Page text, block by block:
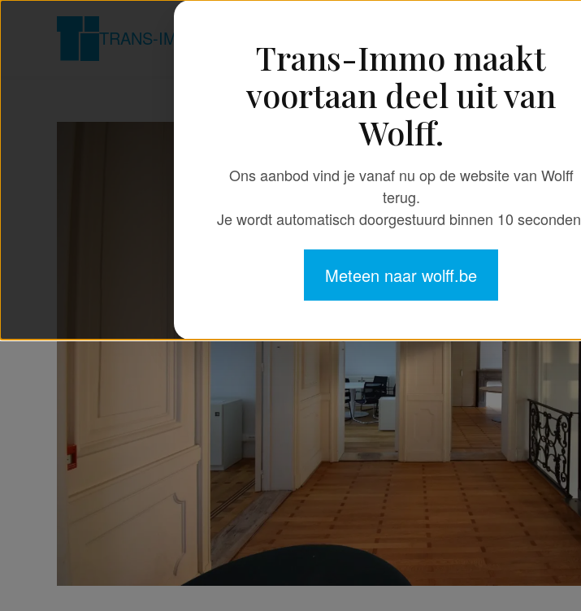
TRANS-IMMO
Trans-Immo maakt
voortaan deel uit van
Wolff.
Ons aanbod vind je vanaf nu op de website van Wolff
terug.
Je wordt automatisch doorgestuurd binnen8seconden.
Meteen naar wolff.be